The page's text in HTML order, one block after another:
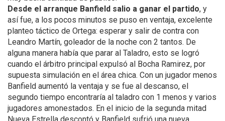
Desde el arranque Banfield salio a ganar el partido, y
así fue, a los pocos minutos se puso en ventaja, excelente
planteo táctico de Ortega: esperar y salir de contra con
Leandro Martín, goleador de la noche con 2 tantos. De
alguna manera había que parar al Taladro, esto se logró
cuando el árbitro principal expulsó al Bocha Ramirez, por
supuesta simulación en el área chica. Con un jugador menos
Banfield aumentó la ventaja y se fue al descanso, el
segundo tiempo encontraría al taladro con 1 menos y varios
jugadores amonestados. En el inicio de la segunda mitad